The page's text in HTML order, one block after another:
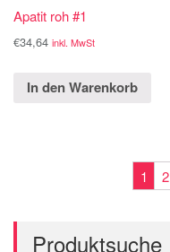
Apatit roh #1
€34,64 inkl. MwSt
In den Warenkorb
1 2
Produktsuche